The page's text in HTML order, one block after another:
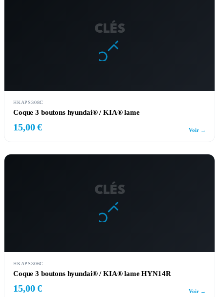
CLÉS
HKAPS308C
Coque 3 boutons hyundai® / KIA® lame
15,00 € Voir →
CLÉS
HKAPS306C
Coque 3 boutons hyundai® / KIA® lame HYN14R
15,00 € Voir →